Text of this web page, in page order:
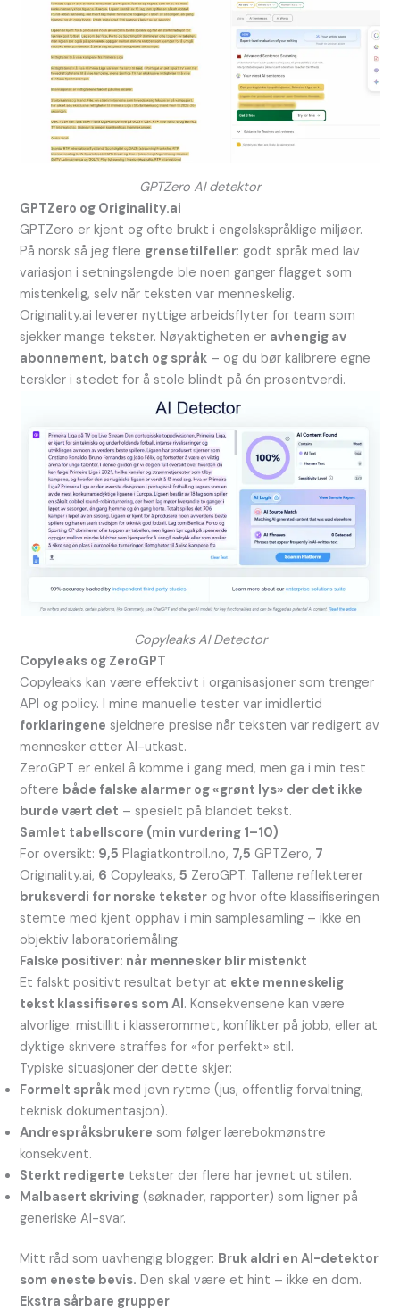
GPTZero AI detektor
GPTZero og Originality.ai
GPTZero er kjent og ofte brukt i engelskspråklige miljøer.
På norsk så jeg flere grensetilfeller: godt språk med lav
variasjon i setningslengde ble noen ganger flagget som
mistenkelig, selv når teksten var menneskelig.
Originality.ai leverer nyttige arbeidsflyter for team som
sjekker mange tekster. Nøyaktigheten er avhengig av
abonnement, batch og språk – og du bør kalibrere egne
terskler i stedet for å stole blindt på én prosentverdi.
Copyleaks AI Detector
Copyleaks og ZeroGPT
Copyleaks kan være effektivt i organisasjoner som trenger
API og policy. I mine manuelle tester var imidlertid
forklaringene sjeldnere presise når teksten var redigert av
mennesker etter AI-utkast.
ZeroGPT er enkel å komme i gang med, men ga i min test
oftere både falske alarmer og «grønt lys» der det ikke
burde vært det – spesielt på blandet tekst.
Samlet tabellscore (min vurdering 1–10)
For oversikt: 9,5 Plagiatkontroll.no, 7,5 GPTZero, 7
Originality.ai, 6 Copyleaks,5 ZeroGPT. Tallene reflekterer
bruksverdi for norske tekster og hvor ofte klassifiseringen
stemte med kjent opphav i min samplesamling – ikke en
objektiv laboratoriemåling.
Falske positiver: når mennesker blir mistenkt
Et falskt positivt resultat betyr at ekte menneskelig
tekst klassifiseres som AI. Konsekvensene kan være
alvorlige: mistillit i klasserommet, konflikter på jobb, eller at
dyktige skrivere straffes for «for perfekt» stil.
Typiske situasjoner der dette skjer:
Formelt språk med jevn rytme (jus, offentlig forvaltning,
teknisk dokumentasjon).
Andrespråksbrukere som følger lærebokmønstre
konsekvent.
Sterkt redigerte tekster der flere har jevnet ut stilen.
Malbasert skriving (søknader, rapporter) som ligner på
generiske AI-svar.
Mitt råd som uavhengig blogger: Bruk aldri en AI-detektor
som eneste bevis. Den skal være et hint – ikke en dom.
Ekstra sårbare grupper